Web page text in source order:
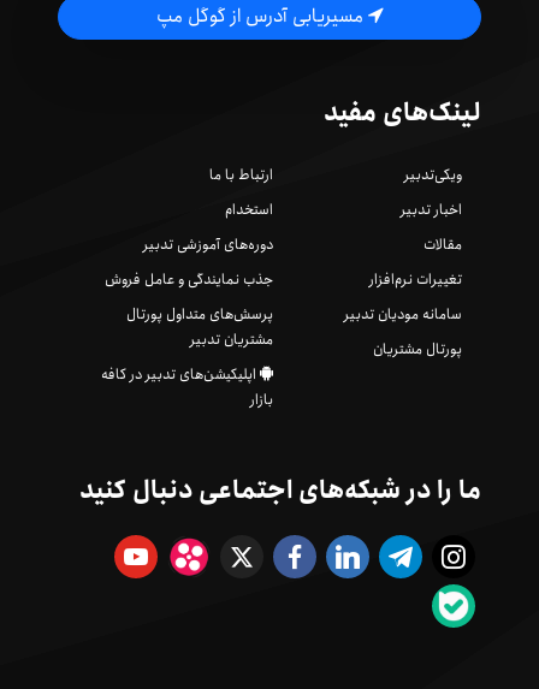
مسیریابی آدرس از گوگل مپ
لینک‌های مفید
ویکی‌تدبیر
اخبار تدبیر
مقالات
تغییرات نرم‌افزار
سامانه مودیان تدبیر
پورتال مشتریان
ارتباط با ما
استخدام
دوره‌های آموزشی تدبیر
جذب نمایندگی و عامل فروش
پرسش‌های متداول پورتال
مشتریان تدبیر
اپلیکیشن‌های تدبیر در کافه
بازار
ما را در شبکه‌های اجتماعی دنبال کنید